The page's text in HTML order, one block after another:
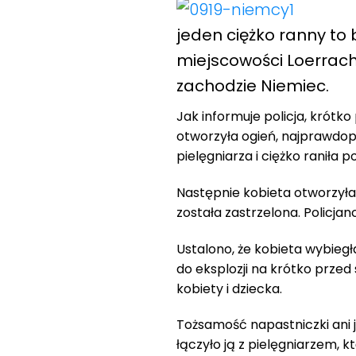
jeden ciężko ranny to
miejscowości
zachodzie Niemiec.
Jak informuje policja, krótko
otworzyła ogień,
pielęgniarza i ciężko raniła
Następnie kobieta
została zastrzelona.
Ustalono, że kobieta
do eksplozji na krótko przed
kobiety i dziecka.
Tożsamość napastniczki ani
łączyło ją z pielęgniarzem,